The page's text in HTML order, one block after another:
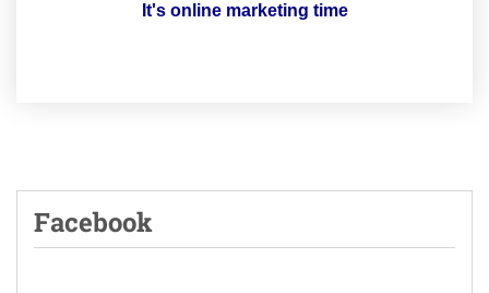
It's online marketing time
Facebook